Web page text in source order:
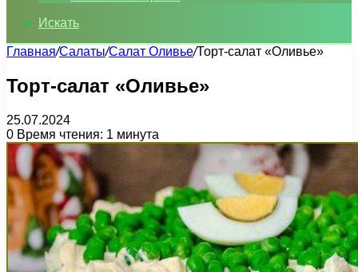
Искать
Главная/Салаты/Салат Оливье/Торт-салат «Оливье»
Торт-салат «Оливье»
25.07.2024
0 Время чтения: 1 минута